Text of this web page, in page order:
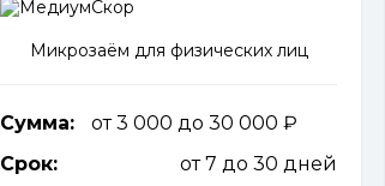
Микрозаём для физических лиц
Сумма:
от 3 000 до 30 000
Срок:
от 7 до 30 дней